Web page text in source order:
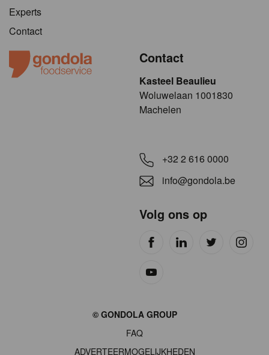
Experts
Contact
Contact
Kasteel Beaulieu
​​​Woluwelaan 1001830
Machelen
+32 2 616 0000
info@gondola.be
Volg ons op
© GONDOLA GROUP
FAQ
ADVERTEERMOGELIJKHEDEN